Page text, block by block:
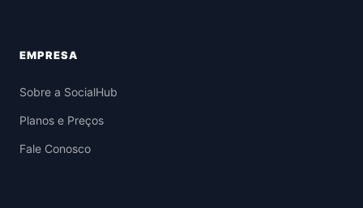
EMPRESA
Sobre a SocialHub
Planos e Preços
Fale Conosco